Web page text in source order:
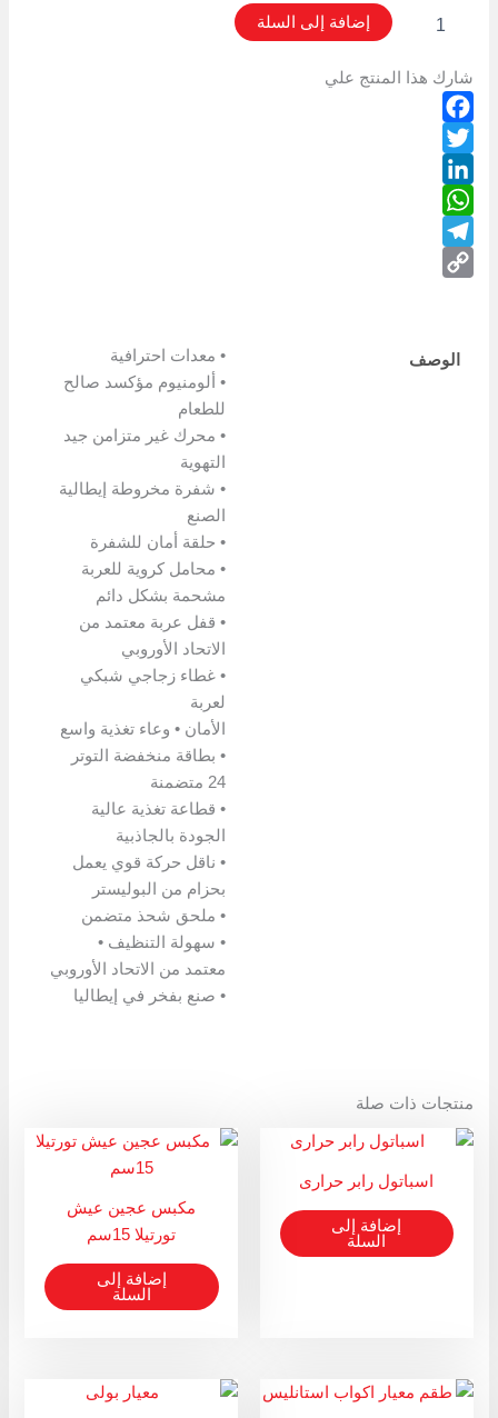
إضافة إلى السلة
شارك هذا المنتج علي
Facebook
Twitter
LinkedIn
WhatsApp
Telegram
الوصف
• معدات احترافية
• ألومنيوم مؤكسد صالح
للطعام
• محرك غير متزامن جيد
التهوية
• شفرة مخروطة إيطالية
الصنع
• حلقة أمان للشفرة
• محامل كروية للعربة
مشحمة بشكل دائم
• قفل عربة معتمد من
الاتحاد الأوروبي
• غطاء زجاجي شبكي
لعربة
الأمان • وعاء تغذية واسع
• بطاقة منخفضة التوتر
24 متضمنة
• قطاعة تغذية عالية
الجودة بالجاذبية
• ناقل حركة قوي يعمل
بحزام من البوليستر
• ملحق شحذ متضمن
• سهولة التنظيف •
معتمد من الاتحاد الأوروبي
• صنع بفخر في إيطاليا
منتجات ذات صلة
اسباتول رابر حرارى
إضافة إلى
السلة
مكبس عجين عيش
تورتيلا 15سم
إضافة إلى
السلة